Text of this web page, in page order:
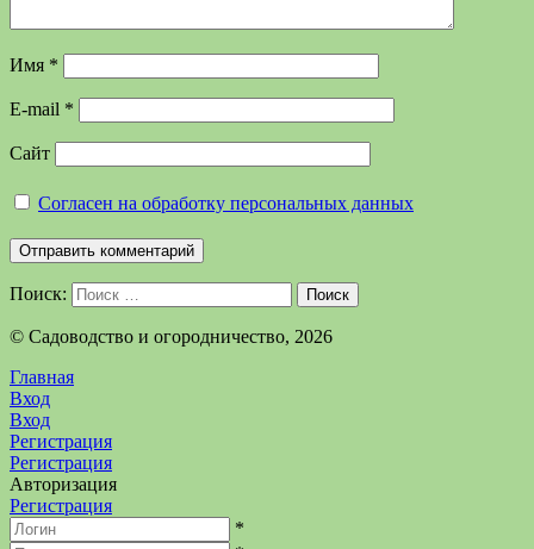
Имя *
E-mail *
Сайт
Согласен на обработку персональных данных
Поиск: Поиск
©️ Садоводство и огородничество, 2026
Главная
Вход
Вход
Регистрация
Регистрация
Авторизация
Регистрация
*